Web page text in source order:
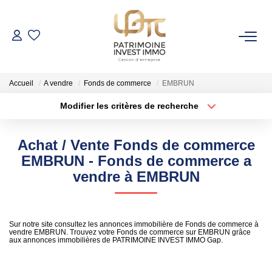
NOS BIENS
Cession D'entreprise
VENDRE
Accueil A vendre Fonds de commerce EMBRUN
Modifier les critères de recherche
Surface min Budget max
Rayon Plus de critères
Achat / Vente Fonds de commerce
EMBRUN - Fonds de commerce a
vendre à EMBRUN
Sur notre site consultez les annonces immobilière de Fonds de commerce à
vendre EMBRUN. Trouvez votre Fonds de commerce sur EMBRUN grâce
aux annonces immobilières de PATRIMOINE INVEST IMMO Gap.